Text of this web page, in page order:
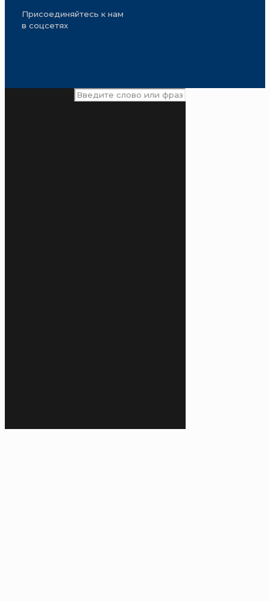
Присоединяйтесь к нам
в соцсетях